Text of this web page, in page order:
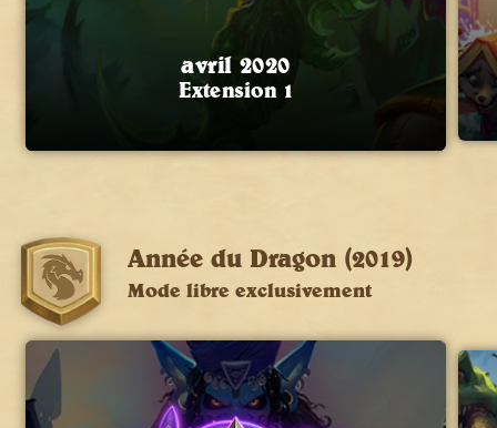
avril 2020
Extension 1
Année du Dragon (2019)
Mode libre exclusivement